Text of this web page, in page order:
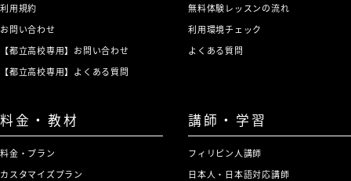
利用規約
お問い合わせ
【都立高校専用】お問い合わせ
【都立高校専用】よくある質問
無料体験レッスンの流れ
利用環境チェック
よくある質問
料金・教材
料金・プラン
カスタマイズプラン
講師・学習
フィリピン人講師
日本人・日本語対応講師